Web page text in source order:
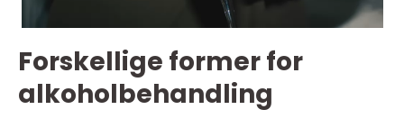
Forskellige former for
alkoholbehandling